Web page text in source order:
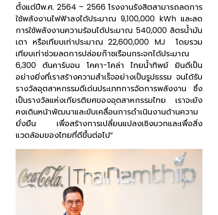
ตั้งแต่ปีพ.ศ. 2564 – 2566 โรงงานรังสิตสามารถลดการ
ใช้พลังงานไฟฟ้าลงได้ประมาณ 9,100,000 kWh และลด
การใช้พลังงานความร้อนได้ประมาณ 540,000 ลิตรน้ำมัน
เตา หรือเทียบเท่าประมาณ 22,600,000 MJ โดยรวม
เทียบเท่าช่วยลดการปล่อยก๊าซเรือนกระจกได้ประมาณ
6,300 ตันคาร์บอน โคคา-โคล่า ไทยน้ำทิพย์ ยินดีเป็น
อย่างยิ่งที่เราสร้างความสำเร็จอย่างเป็นรูปธรรม จนได้รับ
รางวัลอุตสาหกรรมดีเด่นประเภทการจัดการพลังงาน ซึ่ง
เป็นรางวัลแห่งเกียรติยศของอุตสาหกรรมไทย เราจะยัง
คงเดินหน้าพัฒนาและขับเคลื่อนการดำเนินงานด้านความ
ยั่งยืน เพื่อสร้างการเปลี่ยนแปลงเชิงบวกและเพื่อสิ่ง
แวดล้อมของไทยที่ดีขึ้นต่อไป”